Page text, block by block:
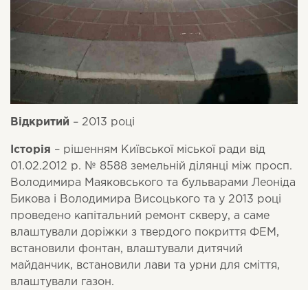
Відкритий – 2013 році
Історія – рішенням Київської міської ради від
01.02.2012 р. № 8588 земельній ділянці між просп.
Володимира Маяковського та бульварами Леоніда
Бикова і Володимира Висоцького та у 2013 році
проведено капітальний ремонт скверу, а саме
влаштували доріжки з твердого покриття ФЕМ,
встановили фонтан, влаштували дитячий
майданчик, встановили лави та урни для сміття,
влаштували газон.